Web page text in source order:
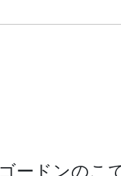
ードンのこ